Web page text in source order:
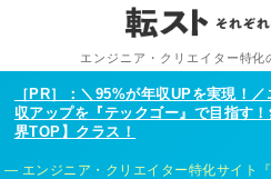
エンジニア・クリエイター特
［PR］：＼95%が年収UPを実現！
収アップを『テックゴー』で目指す
界TOP】クラス！
エンジニア・クリエイター特化サイト